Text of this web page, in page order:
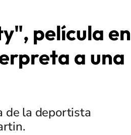
película en
a una
de la deportista